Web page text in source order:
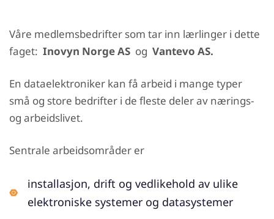
Våre medlemsbedrifter som tar inn lærlinger i dette
faget: Inovyn Norge AS og Vantevo AS.
En dataelektroniker kan få arbeid i mange typer
små og store bedrifter i de fleste deler av nærings-
og arbeidslivet.
Sentrale arbeidsområder er
installasjon, drift og vedlikehold av ulike
elektroniske systemer og datasystemer